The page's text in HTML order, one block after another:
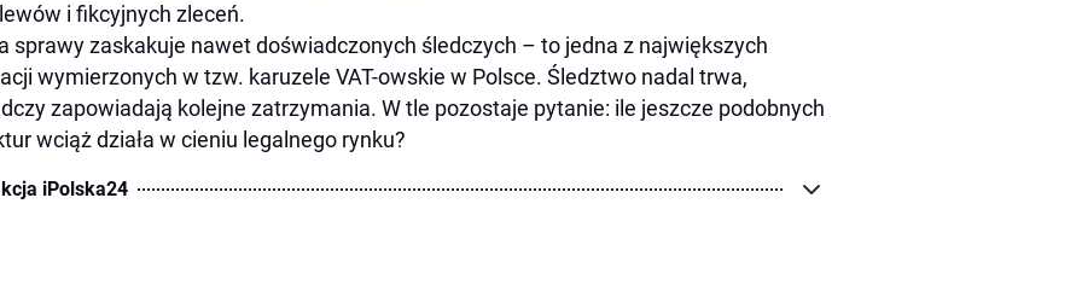
i fikcyjnych zleceń.
sprawy zaskakuje nawet doświadczonych śledczych – to jedna z największych
wymierzonych w tzw. karuzele VAT-owskie w Polsce. Śledztwo nadal trwa,
zapowiadają kolejne zatrzymania. W tle pozostaje pytanie: ile jeszcze podobnych
wciąż działa w cieniu legalnego rynku?
iPolska24